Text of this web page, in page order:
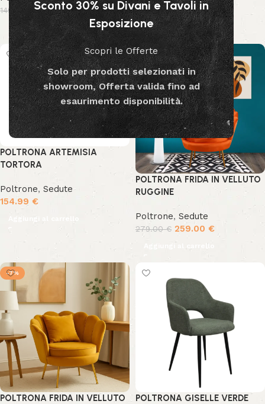
Sconto 30% su Divani e Tavoli in
Esposizione
Scopri le Offerte
Solo per prodotti selezionati in
showroom, Offerta valida fino ad
esaurimento disponibilità.
149.00 129.00€
Aggiungi al carrello
149.00 € 129.00€
Aggiungi al carrello
POLTRONA ARTEMISIA
TORTORA
Poltrone, Sedute
154.99 €
-7%
POLTRONA FRIDA IN VELLUTO
RUGGINE
Poltrone, Sedute
279.00€ 259.00 €
-7%
POLTRONA FRIDA IN VELLUTO
POLTRONA GISELLE VERDE